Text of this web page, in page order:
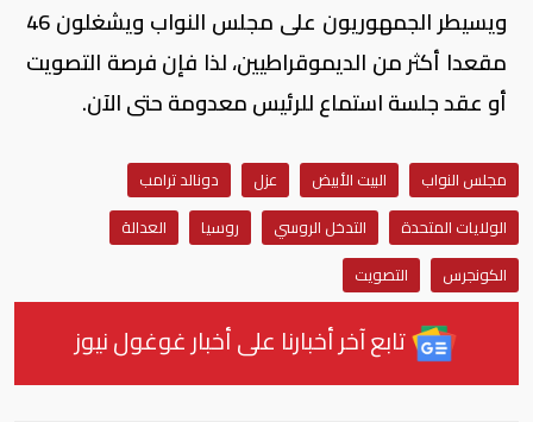
ويسيطر الجمهوريون على مجلس النواب ويشغلون 46
مقعدا أكثر من الديموقراطيين، لذا فإن فرصة التصويت
أو عقد جلسة استماع للرئيس معدومة حتى الآن.
مجلس النواب البيت الأبيض عزل
دونالد ترامب
الولايات المتحدة
التدخل الروسي روسيا
العدالة
الكونجرس
التصويت
تابع آخر أخبارنا على أخبار غوغول نيوز